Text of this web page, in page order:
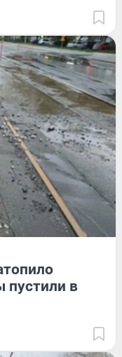
пустили в